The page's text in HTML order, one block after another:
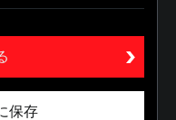
保存